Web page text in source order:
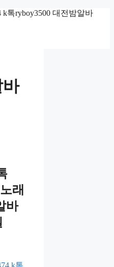
k톡ryboy3500 대전밤알바
래
바